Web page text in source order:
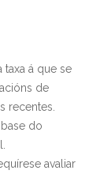
taxa á que se
de
recentes.
do
avaliar